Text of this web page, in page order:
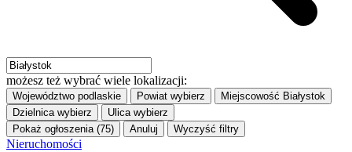
możesz też wybrać wiele lokalizacji:
Województwo podlaskie Powiat wybierz Miejscowość Białystok
Dzielnica wybierz Ulica wybierz
Pokaż ogłoszenia (75)
Anuluj Wyczyść filtry
Nieruchomości